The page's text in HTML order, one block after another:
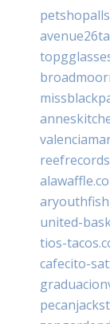
united-
tios-
cafecito-